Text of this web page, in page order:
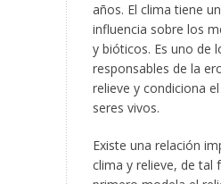
años. El clima tiene
influencia sobre los
y bióticos. Es uno de
responsables de la
relieve y condiciona
seres vivos.
Existe una relación
clima y relieve, de tal